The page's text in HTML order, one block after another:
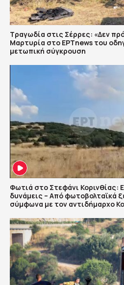
Τραγωδία στις Σέρρες: «Δεν
Μαρτυρία στο ΕΡΤnews του
μετωπική σύγκρουση
Φωτιά στο Στεφάνι Κορινθίας:
δυνάμεις – Από φωτοβολταϊκά
σύμφωνα με τον αντιδήμαρχο